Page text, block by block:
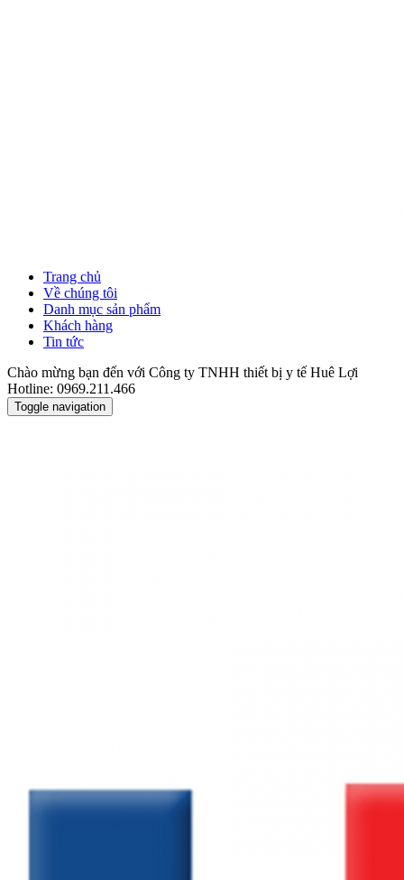
Trang chủ
Về chúng tôi
Danh mục sản phẩm
Khách hàng
Tin tức
Chào mừng bạn đến với Công ty TNHH thiết bị y tế Huê Lợi
Hotline: 0969.211.466
Toggle navigation